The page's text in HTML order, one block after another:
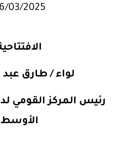
03/2025
لواء / طارق
رئيس المركز القومي
الأوسط